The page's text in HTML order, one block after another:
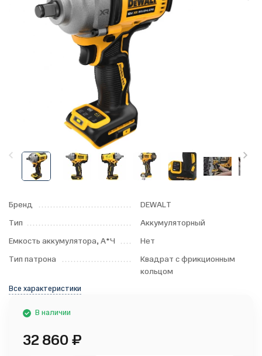
Бренд
DEWALT
Тип
Аккумуляторный
Емкость аккумулятора, А*Ч
Нет
Тип патрона
Квадрат с фрикционным
кольцом
Все характеристики
В наличии
32 860₽